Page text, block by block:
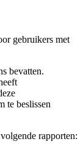
gebruikers met
bevatten.
te beslissen
rapporten: